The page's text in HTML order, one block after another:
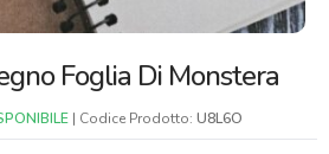
Foglia Di Monstera
| Codice Prodotto: U8L6O